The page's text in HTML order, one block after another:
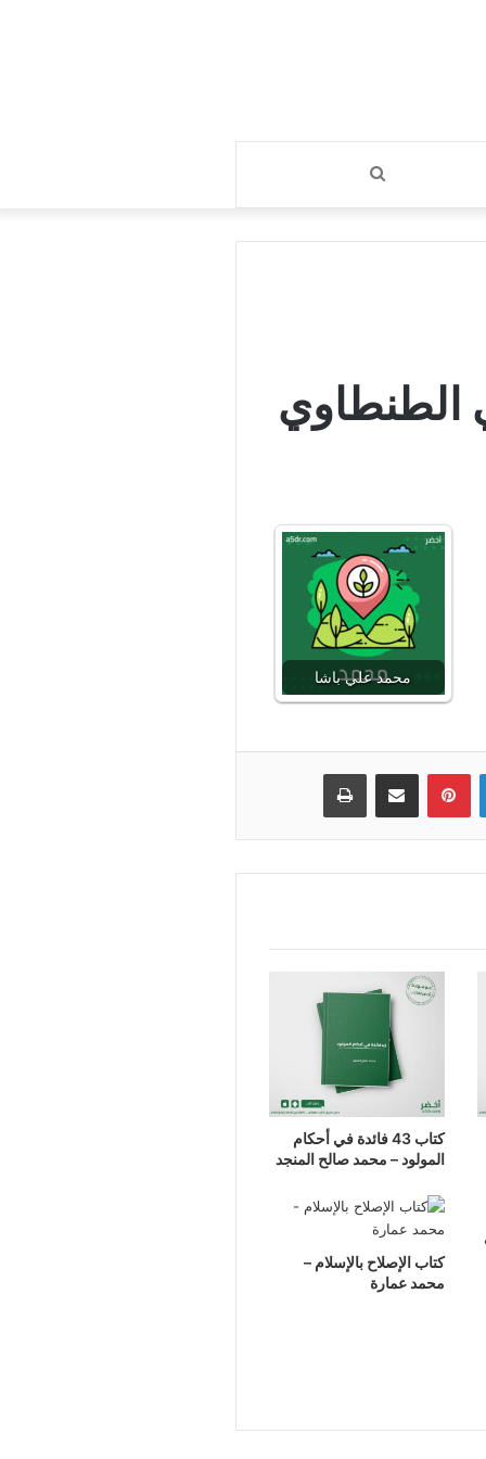
بحث
عن
الطنطاوي
محمد علي باشا
لينكدإن بينتيريستمشاركة عبر البريد طباعة
كتاب 43 فائدة في أحكام
المولود – محمد صالح المنجد
كتاب الإصلاح بالإسلام –
محمد عمارة